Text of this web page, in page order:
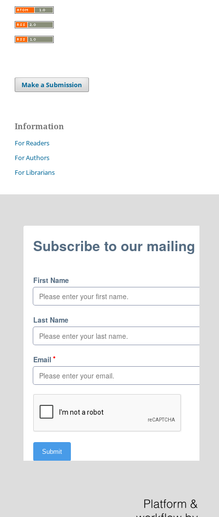
Make a Submission
Information
For Readers
For Authors
For Librarians